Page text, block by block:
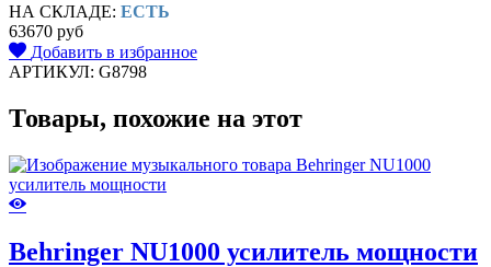
НА СКЛАДЕ: ЕСТЬ
63670 руб
Добавить в избранное
АРТИКУЛ: G8798
Товары, похожие на этот
Behringer NU1000 усилитель мощности